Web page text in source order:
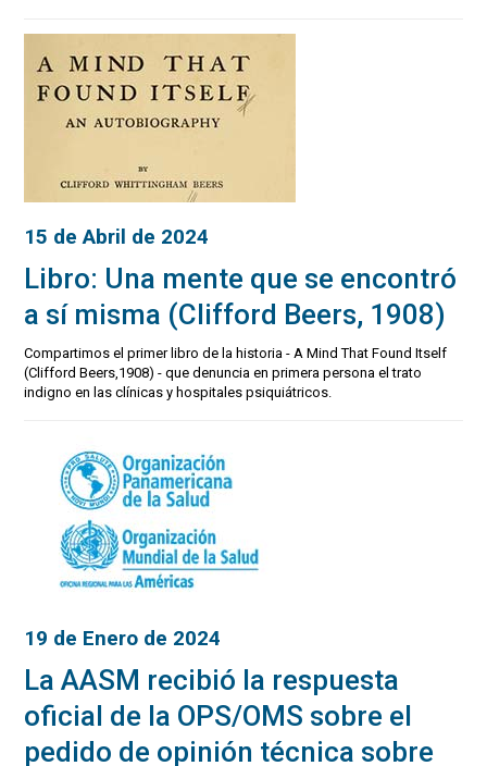
15 de Abril de 2024
Libro: Una mente que se encontró
a sí misma (Clifford Beers, 1908)
Compartimos el primer libro de la historia - A Mind That Found Itself
(Clifford Beers,1908) - que denuncia en primera persona el trato
indigno en las clínicas y hospitales psiquiátricos.
19 de Enero de 2024
La AASM recibió la respuesta
oficial de la OPS/OMS sobre el
pedido de opinión técnica sobre